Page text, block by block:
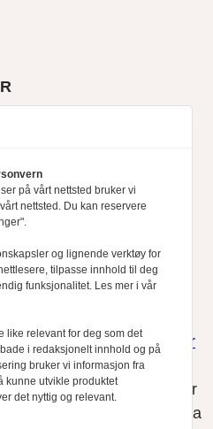
Redaktørplakatenog
Vær
god presseskikk, som
har ikke ansvar
som det lenkes til fra
på vårt nettsted bruker vi
nettsted. Du kan reservere
og lignende verktøy for
tilpasse innhold til deg
funksjonalitet. Les mer i vår
like relevant for deg som det
i redaksjonelt innhold og på
bruker vi informasjon fra
kunne utvikle produktet
det nyttig og relevant.